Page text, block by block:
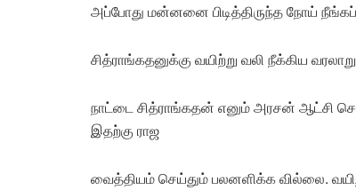
அப்போது மன்னனை பிடித்திருந்த நோய் நீங்கப்
சித்ராங்கதனுக்கு வயிற்று வலி நீக்கிய
நாட்டை சித்ராங்கதன் எனும் அரசன் ஆட்சி
இதற்கு ராஜ
வைத்தியம் செய்தும் பலனளிக்க வில்லை.